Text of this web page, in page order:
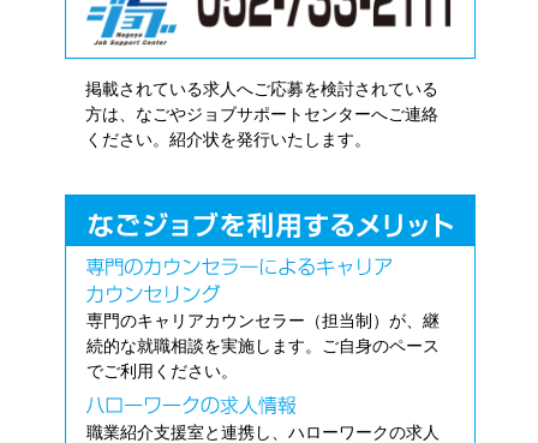
掲載されている求人へご応募を検討されている
方は、なごやジョブサポートセンターへご連絡
ください。紹介状を発行いたします。
専門のキャリアカウンセラー（担当制）が、継
続的な就職相談を実施します。ご自身のペース
でご利用ください。
職業紹介支援室と連携し、ハローワークの求人